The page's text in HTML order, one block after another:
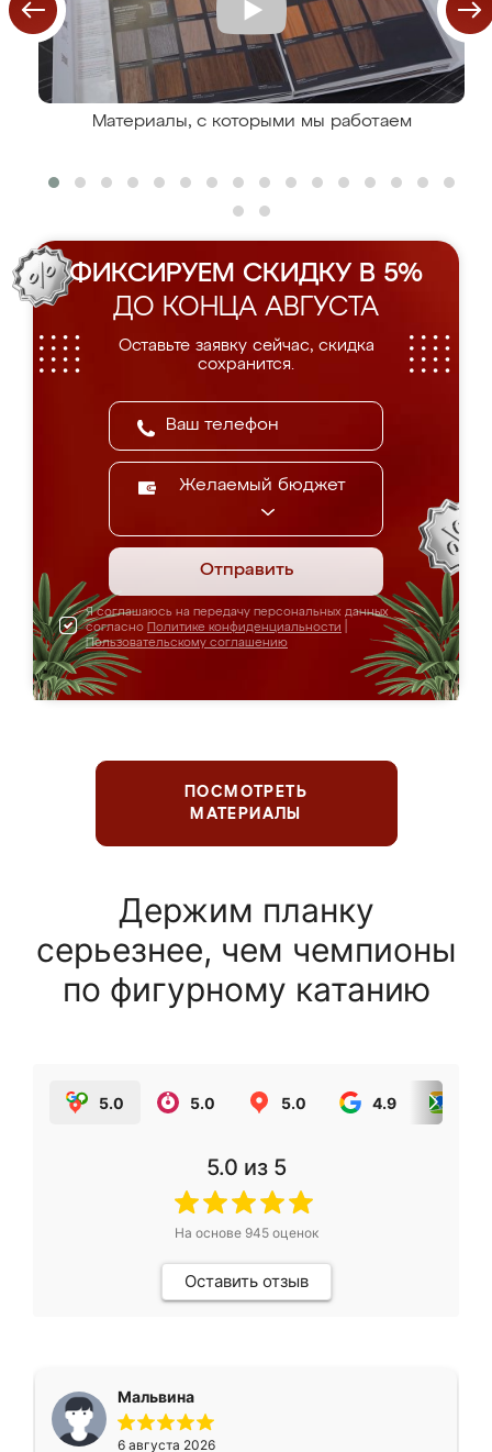
Материалы, с которыми мы работаем
ФИКСИРУЕМ СКИДКУ В 5%
ДО КОНЦА АВГУСТА
Оставьте заявку сейчас, скидка
сохранится.
Желаемый бюджет
Отправить
Я соглашаюсь на передачу персональных данных
согласно Политике конфиденциальности
Пользовательскому соглашению
ПОСМОТРЕТЬ
МАТЕРИАЛЫ
Держим планку
серьезнее, чем чемпионы
по фигурному катанию
5.0 5.0 5.0 4.9
5.0 из 5
На основе 945оценок
Оставить отзыв
Мальвина
6 августа 2026